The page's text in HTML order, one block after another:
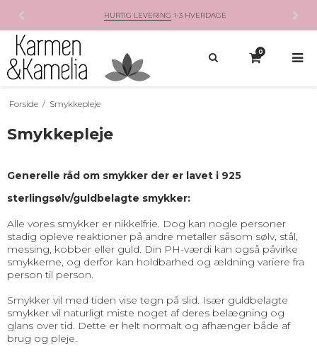
HURTIG LEVERING 1-3 HVERDAGE
0
Forside / Smykkepleje
Smykkepleje
Generelle råd om smykker der er lavet i 925
sterlingsølv/guldbelagte smykker:
Alle vores smykker er nikkelfrie. Dog kan nogle personer
stadig opleve reaktioner på andre metaller såsom sølv, stål,
messing, kobber eller guld. Din PH-værdi kan også påvirke
smykkerne, og derfor kan holdbarhed og ældning variere fra
person til person.
Smykker vil med tiden vise tegn på slid. Især guldbelagte
smykker vil naturligt miste noget af deres belægning og
glans over tid. Dette er helt normalt og afhænger både af
brug og pleje.